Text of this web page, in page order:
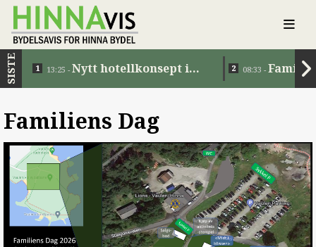
SISTE 13:25 - Nytt hotellkonsept i
08:33 -
Familiens Dag